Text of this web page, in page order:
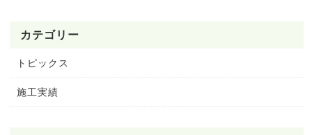
カテゴリー
トピックス
施工実績